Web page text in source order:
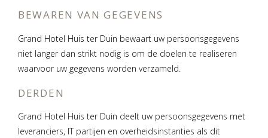
BEWAREN VAN GEGEVENS
Grand Hotel Huis ter Duin bewaart uw persoonsgegevens
niet langer dan strikt nodig is om de doelen te realiseren
waarvoor uw gegevens worden verzameld.
DERDEN
Grand Hotel Huis ter Duin deelt uw persoonsgegevens met
leveranciers, IT partijen en overheidsinstanties als dit